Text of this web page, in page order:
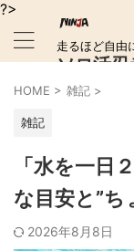
?>
走るほど自由
ソロ活忍
HOME > 雑記 >
雑記
「水を一日
な目安と”ち
2026年8月8日